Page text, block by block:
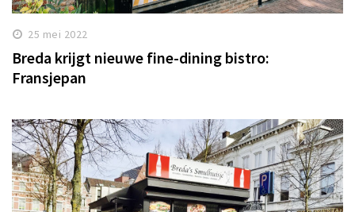
25 mei 2022
Breda krijgt nieuwe fine-dining bistro:
Fransjepan